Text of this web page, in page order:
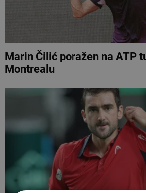
Marin Čilić poražen na ATP
Montrealu